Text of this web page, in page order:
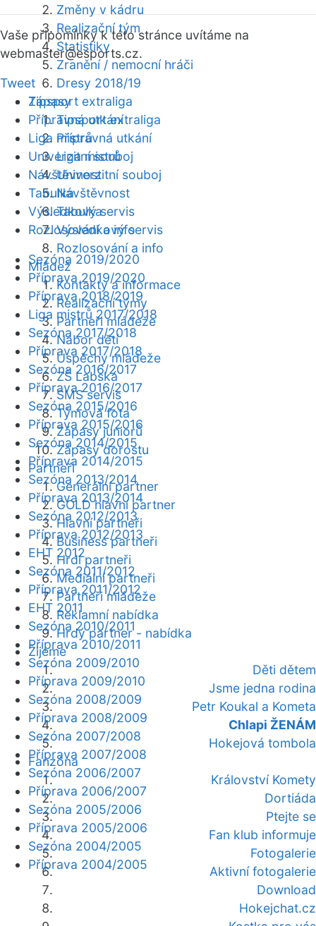
Změny v kádru
Realizační tým
Statistiky
Zranění / nemocní hráči
Dresy 2018/19
Zápasy
Tipsport extraliga
Přípravná utkání
Liga mistrů
Univerzitní souboj
Návštěvnost
Tabulka
Výsledkový servis
Rozlosování a info
Mládež
Kontakty a informace
Realizační týmy
Partneři mládeže
Nábor dětí
Úspěchy mládeže
ZŠ Labská
SMS servis
Týmová fota
Zápasy juniorů
Zápasy dorostu
Partneři
Generální partner
GOLD hlavní partner
Hlavní partneři
Business partneři
Hrdí partneři
Mediální partneři
Partneři mládeže
Reklamní nabídka
Hrdý partner - nabídka
Žijeme
Děti dětem
Jsme jedna rodina
Petr Koukal a Kometa
Chlapi ŽENÁM
Hokejová tombola
Fanzóna
Království Komety
Dortiáda
Ptejte se
Fan klub informuje
Fotogalerie
Aktivní fotogalerie
Download
Hokejchat.cz
Vaše připomínky k této stránce uvítáme na
webmaster@esports.cz.
Tweet
Tipsport extraliga
Přípravná utkání
Liga mistrů
Univerzitní souboj
Návštěvnost
Tabulka
Výsledkový servis
Rozlosování a info
Sezóna 2019/2020
Příprava 2019/2020
Příprava 2018/2019
Liga mistrů 2017/2018
Sezóna 2017/2018
Příprava 2017/2018
Sezóna 2016/2017
Příprava 2016/2017
Sezóna 2015/2016
Příprava 2015/2016
Sezóna 2014/2015
Příprava 2014/2015
Sezóna 2013/2014
Příprava 2013/2014
Sezóna 2012/2013
Příprava 2012/2013
EHT 2012
Sezóna 2011/2012
Příprava 2011/2012
EHT 2011
Sezóna 2010/2011
Příprava 2010/2011
Sezóna 2009/2010
Příprava 2009/2010
Sezóna 2008/2009
Příprava 2008/2009
Sezóna 2007/2008
Příprava 2007/2008
Sezóna 2006/2007
Příprava 2006/2007
Sezóna 2005/2006
Příprava 2005/2006
Sezóna 2004/2005
Příprava 2004/2005